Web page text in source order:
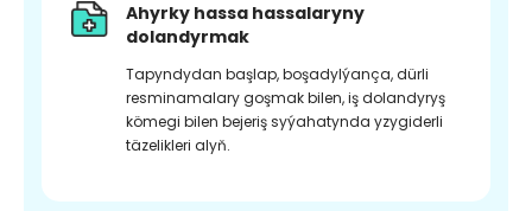
Ahyrky hassa hassalaryny
dolandyrmak
Tapyndydan başlap, boşadylýança, dürli
resminamalary goşmak bilen, iş dolandyryş
kömegi bilen bejeriş syýahatynda yzygiderli
täzelikleri alyň.